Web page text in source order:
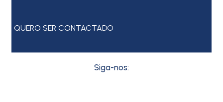
QUERO SER CONTACTADO
Siga-nos: